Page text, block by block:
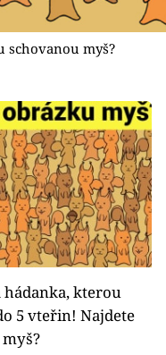
schovanou myš?
hádanka, kterou
5 vteřin! Najdete